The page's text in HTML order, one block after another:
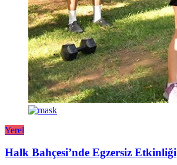
Yerel
Halk Bahçesi’nde Egzersiz Etkinliği